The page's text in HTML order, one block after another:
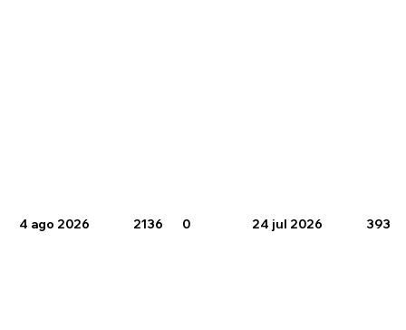
4 ago 2026 2136 0 24 jul 2026 393